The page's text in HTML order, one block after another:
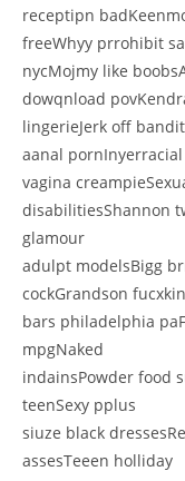
receptipn
freeWhyy prrohibit
nycMojmy like
dowqnload
lingerieJerk off
aanal pornInyerracial
vagina
disabilitiesShannon
glamour
adulpt modelsBigg
cockGrandson
bars philadelphia
mpgNaked
indainsPowder food
teenSexy pplus
siuze black
assesTeeen holliday